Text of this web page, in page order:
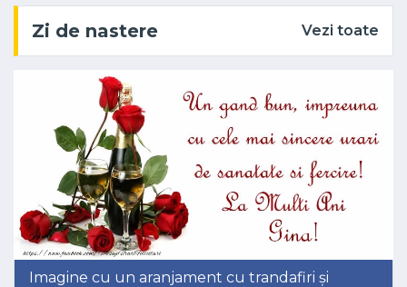
Zi de nastere Vezi toate
Imagine cu un aranjament cu trandafiri și